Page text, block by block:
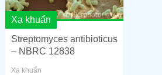
Xạ khuẩn
Streptomyces antibioticus
– NBRC 12838
Xạ khuẩn